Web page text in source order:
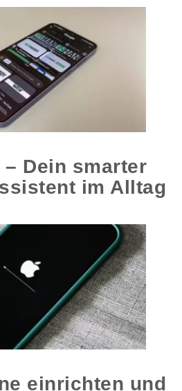
– Dein smarter
im Alltag
einrichten und